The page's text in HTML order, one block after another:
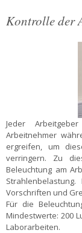
Kontrolle der
Jeder
Arbeitnehmer
ergreifen, um
verringern. Zu
Beleuchtung am
Vorschriften und
Für die
Mindestwerte: 200
Laborarbeiten.